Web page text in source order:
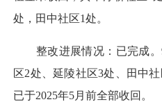
处，田中社区1处。
整改进展情况：已完成。
区2处、延陵社区3处、田中
已于2025年5月前全部收回。